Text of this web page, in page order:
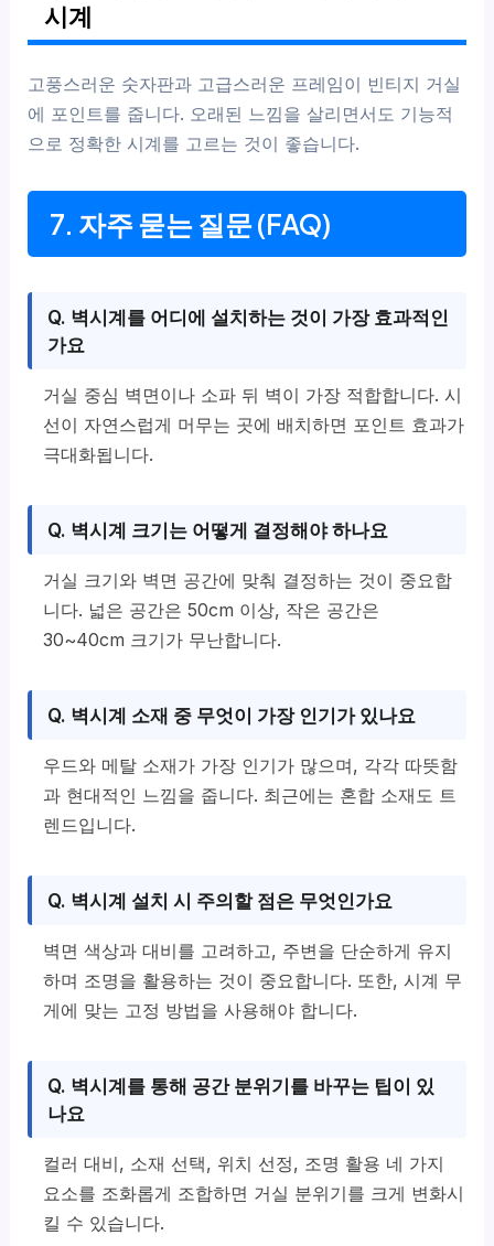
시계
고풍스러운 숫자판과 고급스러운 프레임이 빈티지 거실
에 포인트를 줍니다. 오래된 느낌을 살리면서도 기능적
으로 정확한 시계를 고르는 것이 좋습니다.
7. 자주 묻는 질문 (FAQ)
Q. 벽시계를 어디에 설치하는 것이 가장 효과적인
가요
거실 중심 벽면이나 소파 뒤 벽이 가장 적합합니다. 시
선이 자연스럽게 머무는 곳에 배치하면 포인트 효과가
극대화됩니다.
Q. 벽시계 크기는 어떻게 결정해야 하나요
거실 크기와 벽면 공간에 맞춰 결정하는 것이 중요합
니다. 넓은 공간은 50cm 이상, 작은 공간은
30~40cm 크기가 무난합니다.
Q. 벽시계 소재 중 무엇이 가장 인기가 있나요
우드와 메탈 소재가 가장 인기가 많으며, 각각 따뜻함
과 현대적인 느낌을 줍니다. 최근에는 혼합 소재도 트
렌드입니다.
Q. 벽시계 설치 시 주의할 점은 무엇인가요
벽면 색상과 대비를 고려하고, 주변을 단순하게 유지
하며 조명을 활용하는 것이 중요합니다. 또한, 시계 무
게에 맞는 고정 방법을 사용해야 합니다.
Q. 벽시계를 통해 공간 분위기를 바꾸는 팁이 있
나요
컬러 대비, 소재 선택, 위치 선정, 조명 활용 네 가지
요소를 조화롭게 조합하면 거실 분위기를 크게 변화시
킬 수 있습니다.